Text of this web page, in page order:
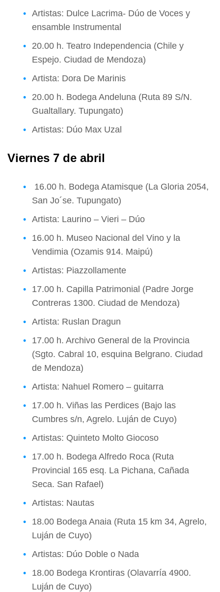
Artistas: Dulce Lacrima- Dúo de Voces y
ensamble Instrumental
20.00 h. Teatro Independencia (Chile y
Espejo. Ciudad de Mendoza)
Artista: Dora De Marinis
20.00 h. Bodega Andeluna (Ruta 89 S/N.
Gualtallary. Tupungato)
Artistas: Dúo Max Uzal
Viernes 7 de abril
16.00 h. Bodega Atamisque (La Gloria 2054,
San Jo´se. Tupungato)
Artista: Laurino – Vieri – Dúo
16.00 h. Museo Nacional del Vino y la
Vendimia (Ozamis 914. Maipú)
Artistas: Piazzollamente
17.00 h. Capilla Patrimonial (Padre Jorge
Contreras 1300. Ciudad de Mendoza)
Artista: Ruslan Dragun
17.00 h. Archivo General de la Provincia
(Sgto. Cabral 10, esquina Belgrano. Ciudad
de Mendoza)
Artista: Nahuel Romero – guitarra
17.00 h. Viñas las Perdices (Bajo las
Cumbres s/n, Agrelo. Luján de Cuyo)
Artistas: Quinteto Molto Giocoso
17.00 h. Bodega Alfredo Roca (Ruta
Provincial 165 esq. La Pichana, Cañada
Seca. San Rafael)
Artistas: Nautas
18.00 Bodega Anaia (Ruta 15 km 34, Agrelo,
Luján de Cuyo)
Artistas: Dúo Doble o Nada
18.00 Bodega Krontiras (Olavarría 4900.
Luján de Cuyo)